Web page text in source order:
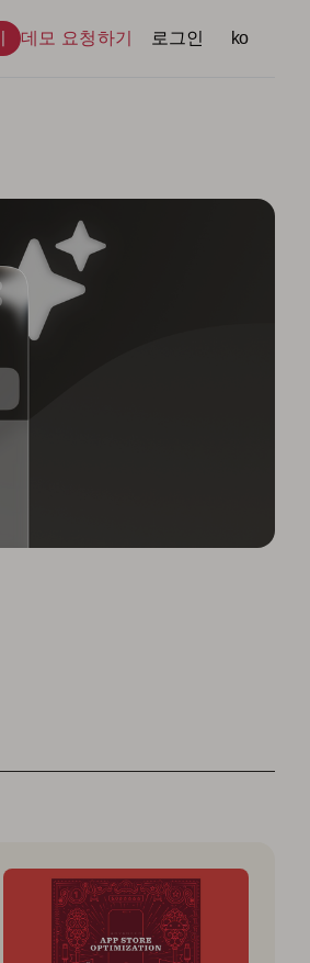
데모 요청하기 로그인 언어
ko